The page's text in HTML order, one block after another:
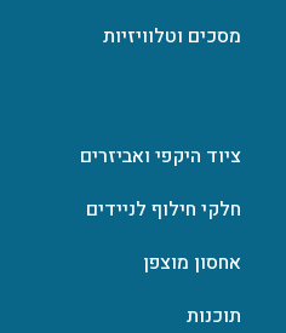
מסכים וטלוויזיות
ציוד היקפי ואביזרים
חלקי חילוף לניידים
אחסון מוצפן
תוכנות